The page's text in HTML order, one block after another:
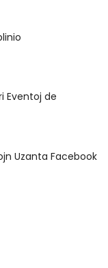
Eventoj de
Uzanta Facebook